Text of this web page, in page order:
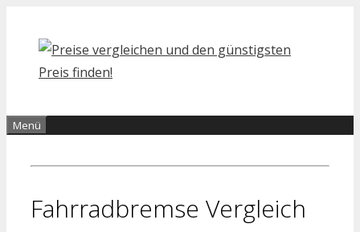
Inhalt
springen
Menü
Fahrradbremse Vergleich